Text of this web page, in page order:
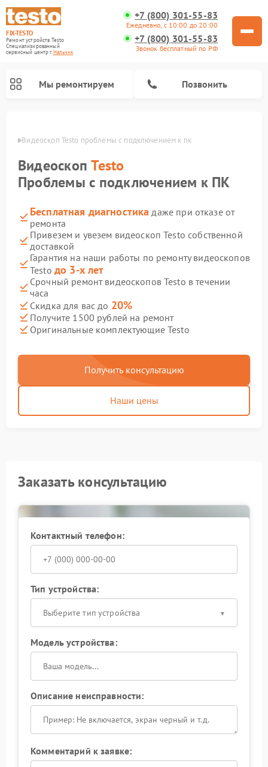
FIX-TESTO
Ремонт устройств Testo
Специализированный
cервисный центр г.Нальчик
+7 (800) 301-55-83
Ежедневно, с 10:00 до 20:00
+7 (800) 301-55-83
Звонок бесплатный по РФ
Мы ремонтируем Позвонить
Видеоскоп Testo проблемы с подключением к пк
ВидеоскопTesto
Проблемы с подключением к ПК
Бесплатная диагностика даже при отказе от
ремонта
Привезем и увезем видеоскоп Testo собственной
доставкой
Гарантия на наши работы по ремонту видеоскопов
Testo до 3-х лет
Срочный ремонт видеоскопов Testo в течении
часа
Скидка для вас до 20%
Получите 1500 рублей на ремонт
Оригинальные комплектующие Testo
Получить консультацию
Наши цены
Заказать консультацию
Контактный телефон:
Тип устройства:
Выберите тип устройства
Модель устройства:
Описание неисправности:
Комментарий к заявке: